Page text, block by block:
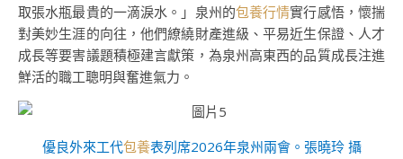
取張水瓶最貴的一滴淚水。」泉州的包養行情實行感悟，懷揣
對美妙生涯的向往，他們繚繞財產進級、平易近生保證、人才
成長等要害議題積極建言獻策，為泉州高東西的品質成長注進
鮮活的職工聰明與奮進氣力。
優良外來工代包養表列席2026年泉州兩會。張曉玲 攝